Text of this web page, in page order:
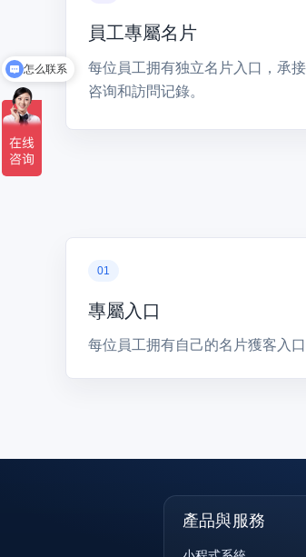
員工專屬名片
每位員工拥有独立名片入口，承接
咨询和訪問记錄。
專屬入口
每位員工拥有自己的名片獲客入口
產品與服務
怎么联系